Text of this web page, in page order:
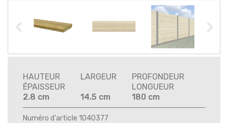
HAUTEUR
ÉPAISSEUR
2.8 cm
LARGEUR
14.5 cm
PROFONDEUR
LONGUEUR
180 cm
Numéro d'article 1040377